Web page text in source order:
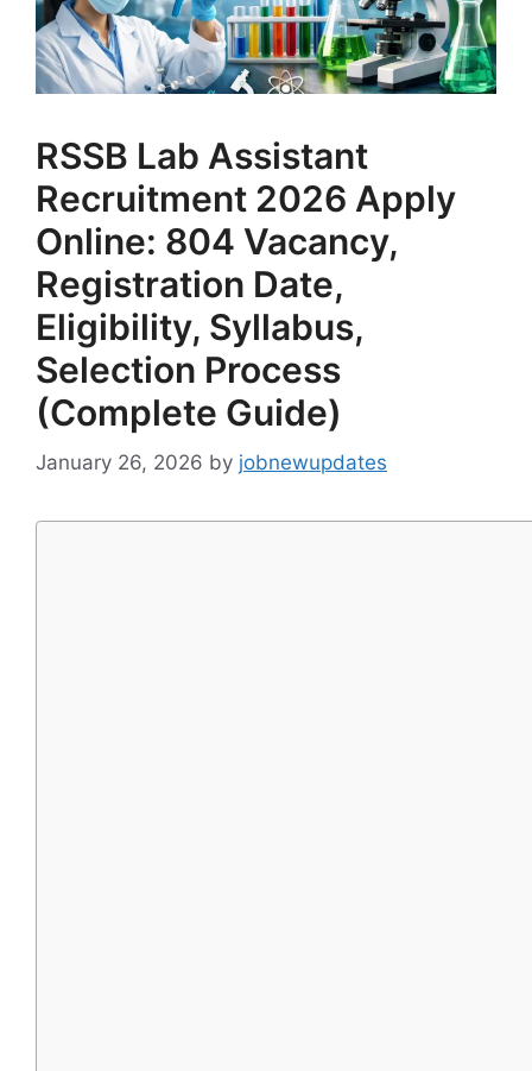
RSSB Lab Assistant
Recruitment 2026 Apply
Online: 804 Vacancy,
Registration Date,
Eligibility, Syllabus,
Selection Process
(Complete Guide)
January 26, 2026 by jobnewupdates